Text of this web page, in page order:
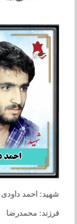
شهید: احمد داودی
فرزند: محمدرضا